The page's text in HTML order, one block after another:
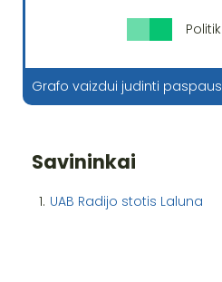
Grafo vaizdui judinti
Savininkai
1. UAB Radijo stotis Laluna